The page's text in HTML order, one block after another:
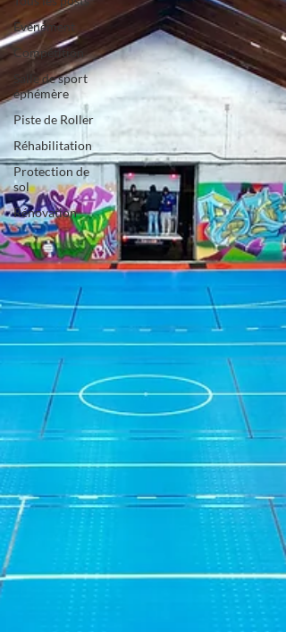
Evénément
Compétition
Salle de sport
éphémère
Piste de Roller
Réhabilitation
Protection de
sol
Rénovation